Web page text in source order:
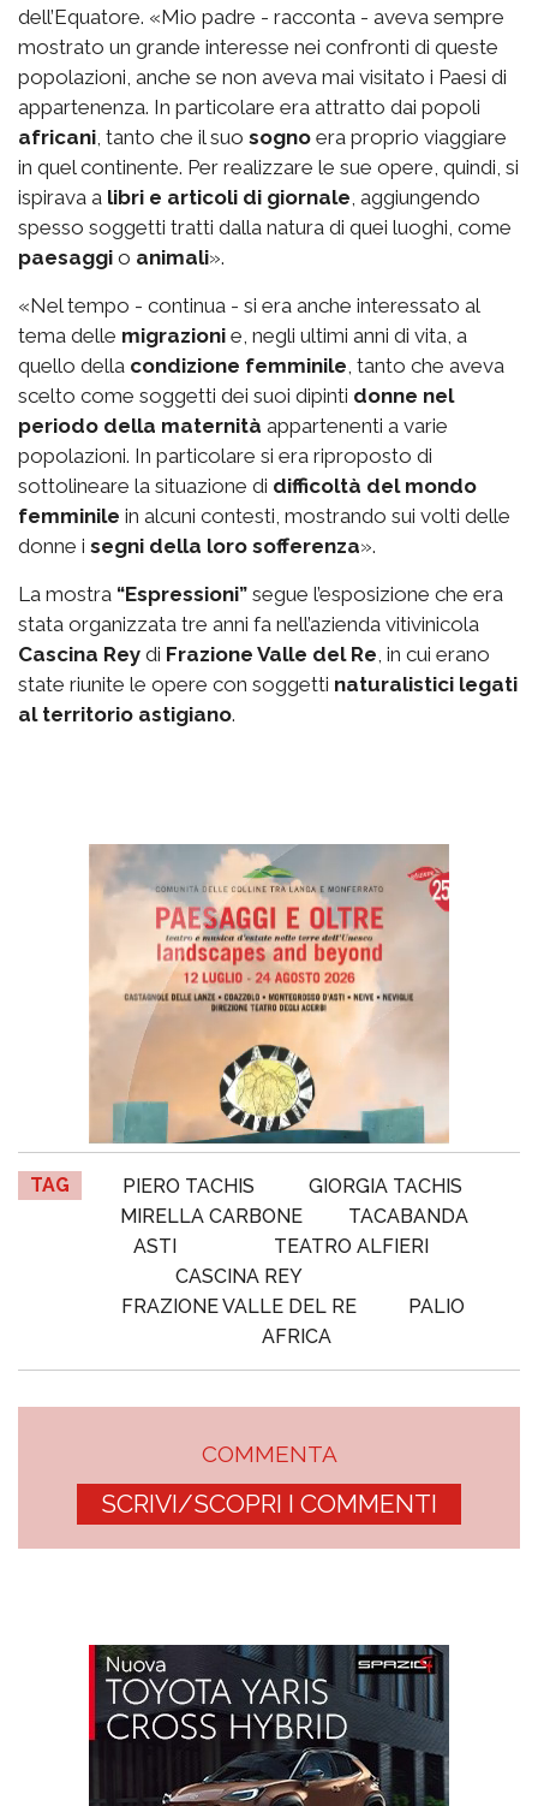
dell’Equatore. «Mio padre - racconta - aveva sempre
mostrato un grande interesse nei confronti di queste
popolazioni, anche se non aveva mai visitato i Paesi di
appartenenza. In particolare era attratto dai popoli
africani , tanto che il suo sogno era proprio viaggiare
in quel continente. Per realizzare le sue opere, quindi, si
ispirava a libri e articoli di giornale , aggiungendo
spesso soggetti tratti dalla natura di quei luoghi, come
paesaggi o animali».
«Nel tempo - continua - si era anche interessato al
tema delle migrazioni e, negli ultimi anni di vita, a
quello della condizione femminile , tanto che aveva
scelto come soggetti dei suoi dipinti donne nel
periodo della maternità appartenenti a varie
popolazioni. In particolare si era riproposto di
sottolineare la situazione di difficoltà del mondo
femminile in alcuni contesti, mostrando sui volti delle
donne i segni della loro sofferenza».
La mostra “Espressioni” segue l’esposizione che era
stata organizzata tre anni fa nell’azienda vitivinicola
Cascina Rey di Frazione Valle del Re , in cui erano
state riunite le opere con soggetti naturalistici legati
al territorio astigiano.
TAG PIERO TACHIS
GIORGIA TACHIS
MIRELLA CARBONE
TACABANDA
ASTI
TEATRO ALFIERI
CASCINA REY
FRAZIONE VALLE DEL RE
PALIO
AFRICA
COMMENTA
SCRIVI/SCOPRI I COMMENTI